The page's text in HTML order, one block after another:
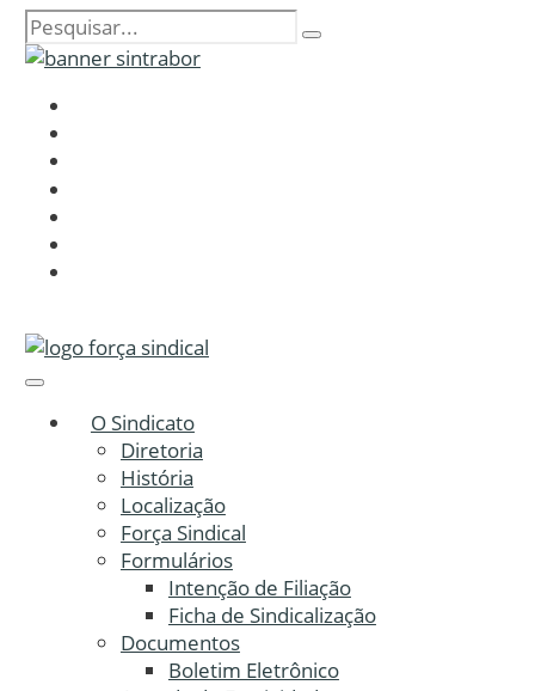
O Sindicato
Diretoria
História
Localização
Força Sindical
Formulários
Intenção de Filiação
Ficha de Sindicalização
Documentos
Boletim Eletrônico